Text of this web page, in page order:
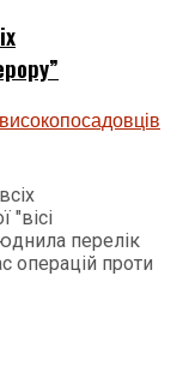
"вісі
перелік
операцій проти